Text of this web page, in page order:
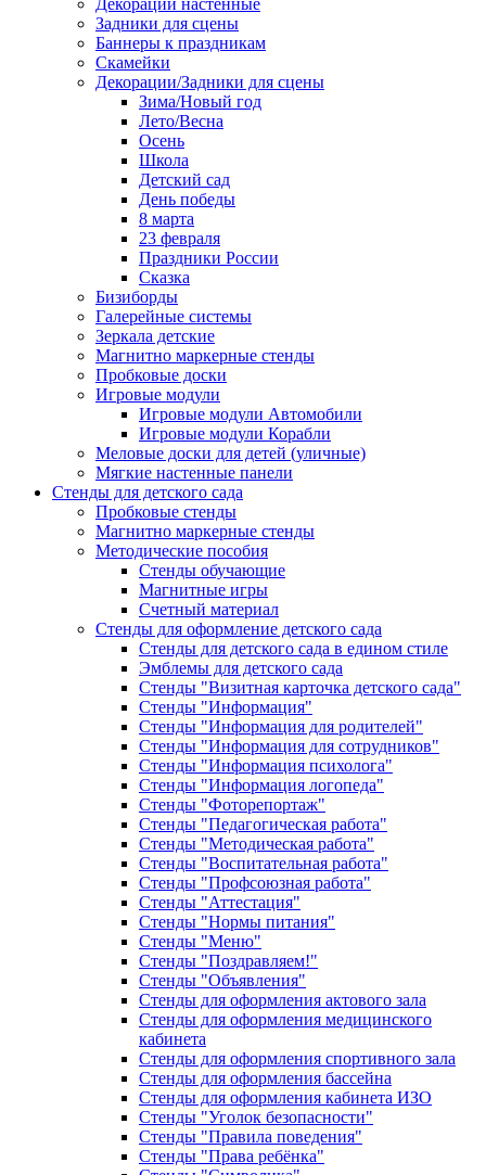
Декорации настенные
Задники для сцены
Баннеры к праздникам
Скамейки
Декорации/Задники для сцены
Зима/Новый год
Лето/Весна
Осень
Школа
Детский сад
День победы
8 марта
23 февраля
Праздники России
Сказка
Бизиборды
Галерейные системы
Зеркала детские
Магнитно маркерные стенды
Пробковые доски
Игровые модули
Игровые модули Автомобили
Игровые модули Корабли
Меловые доски для детей (уличные)
Мягкие настенные панели
Стенды для детского сада
Пробковые стенды
Магнитно маркерные стенды
Методические пособия
Стенды обучающие
Магнитные игры
Счетный материал
Стенды для оформление детского сада
Стенды для детского сада в едином стиле
Эмблемы для детского сада
Стенды "Визитная карточка детского сада"
Стенды "Информация"
Стенды "Информация для родителей"
Стенды "Информация для сотрудников"
Стенды "Информация психолога"
Стенды "Информация логопеда"
Стенды "Фоторепортаж"
Стенды "Педагогическая работа"
Стенды "Методическая работа"
Стенды "Воспитательная работа"
Стенды "Профсоюзная работа"
Стенды "Аттестация"
Стенды "Нормы питания"
Стенды "Меню"
Стенды "Поздравляем!"
Стенды "Объявления"
Стенды для оформления актового зала
Стенды для оформления медицинского
кабинета
Стенды для оформления спортивного зала
Стенды для оформления бассейна
Стенды для оформления кабинета ИЗО
Стенды "Уголок безопасности"
Стенды "Правила поведения"
Стенды "Права ребёнка"